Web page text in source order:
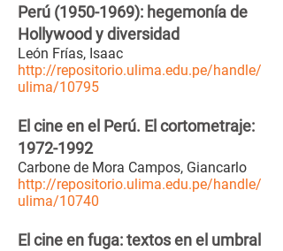
Perú (1950-1969): hegemonía de
Hollywood y diversidad
León Frías, Isaac
http://repositorio.ulima.edu.pe/handle/
ulima/10795
El cine en el Perú. El cortometraje:
1972-1992
Carbone de Mora Campos, Giancarlo
http://repositorio.ulima.edu.pe/handle/
ulima/10740
El cine en fuga: textos en el umbral